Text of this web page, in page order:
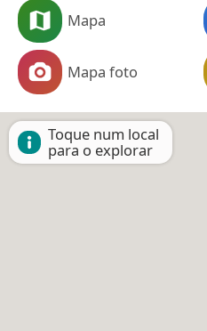
Mapa
Mapa foto
Toque num local
para o explorar